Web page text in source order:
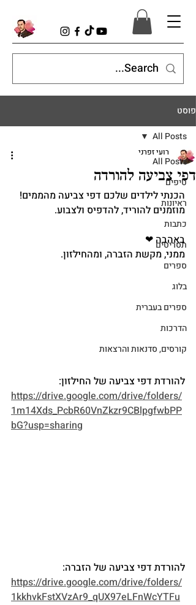
פוסט
All Posts
טיפים
ראיונות
כתבות
תסריטים
ספרים
בלוג
ספרים בעברית
הדרכות
קורסים, סדנאות והרצאות
All Posts
דפי צביעה להורדה
רועי זפרני
הכנתי לילדים שלכם דפי צביעה מהממים!
מוזמנים להוריד, להדפיס ולצבוע.
באהבה ❤
ממני, מקשת הזברה, ומהחילזון.
להורדת דפי צביעה של החילזון:
https://drive.google.com/drive/folders/
1m14Xds_PcbR60VnZkzr9CBlpgfwbPP
bG?usp=sharing
להורדת דפי צביעה של הזברה:
https://drive.google.com/drive/folders/
1kkhvkFstXVzAr9_qUX97eLFnWcYTFu